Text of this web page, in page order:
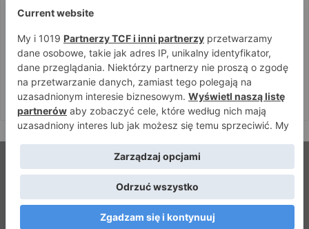
Niepokonany Włodarczyk zawalczy o ranking! Na XTB
KSW 122 zmierzy się z Paivą
5 sierpnia 2026
Mateusz DON DIEGO Kubiszyn o rywalu na GROMDA 26.
Kibice typują trzy nazwiska
Home
Redakcja Kontakt
FacebookYouTube
RSS